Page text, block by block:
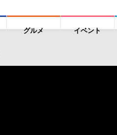
グルメ イベント